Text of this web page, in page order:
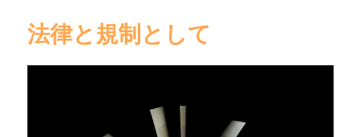
法律と規制として